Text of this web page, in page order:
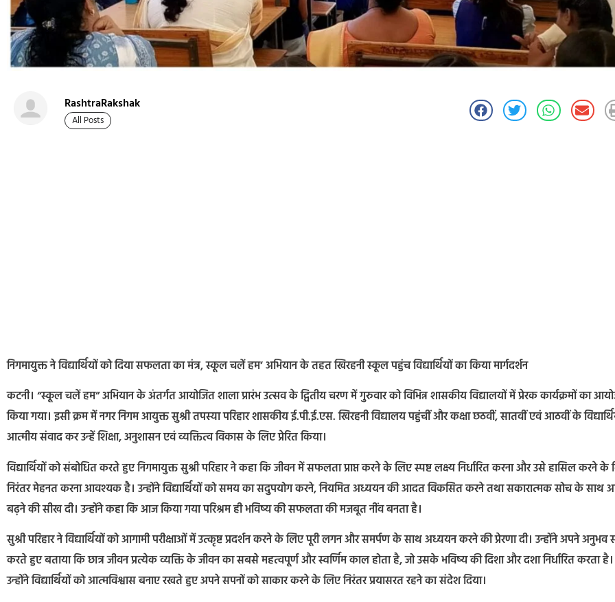
RashtraRakshak
All Posts
निगमायुक्त ने विद्यार्थियों को दिया सफलता का मंत्र, स्कूल चलें हम’ अभियान के तहत खिरहनी स्कूल पहुंच विद्यार्थियों का किया मार्गदर्शन
कटनी। “स्कूल चलें हम” अभियान के अंतर्गत आयोजित शाला प्रारंभ उत्सव के द्वितीय चरण में गुरुवार को विभिन्न शासकीय विद्यालयों में प्रेरक कार्यक्रमों का
किया गया। इसी क्रम में नगर निगम आयुक्त सुश्री तपस्या परिहार शासकीय ई.पी.ई.एस. खिरहनी विद्यालय पहुंचीं और कक्षा छठवीं, सातवीं एवं आठवीं के
आत्मीय संवाद कर उन्हें शिक्षा, अनुशासन एवं व्यक्तित्व विकास के लिए प्रेरित किया।
विद्यार्थियों को संबोधित करते हुए निगमायुक्त सुश्री परिहार ने कहा कि जीवन में सफलता प्राप्त करने के लिए स्पष्ट लक्ष्य निर्धारित करना और उसे हासिल करने के
निरंतर मेहनत करना आवश्यक है। उन्होंने विद्यार्थियों को समय का सदुपयोग करने, नियमित अध्ययन की आदत विकसित करने तथा सकारात्मक सोच के साथ
बढ़ने की सीख दी। उन्होंने कहा कि आज किया गया परिश्रम ही भविष्य की सफलता की मजबूत नींव बनता है।
सुश्री परिहार ने विद्यार्थियों को आगामी परीक्षाओं में उत्कृष्ट प्रदर्शन करने के लिए पूरी लगन और समर्पण के साथ अध्ययन करने की प्रेरणा दी। उन्होंने अपने अनुभव
करते हुए बताया कि छात्र जीवन प्रत्येक व्यक्ति के जीवन का सबसे महत्वपूर्ण और स्वर्णिम काल होता है, जो उसके भविष्य की दिशा और दशा निर्धारित करता है।
उन्होंने विद्यार्थियों को आत्मविश्वास बनाए रखते हुए अपने सपनों को साकार करने के लिए निरंतर प्रयासरत रहने का संदेश दिया।